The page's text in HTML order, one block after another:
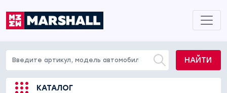
НАЙТИ
КАТАЛОГ